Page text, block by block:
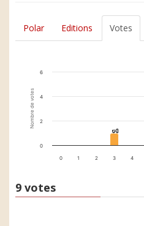
Polar Editions Votes
Nombre de votes
1
1
0 1 2 3 4
0
2
4
6
9 votes